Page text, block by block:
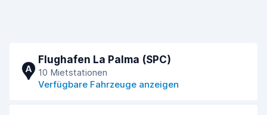
A
Flughafen La Palma (SPC)
10 Mietstationen
Verfügbare Fahrzeuge anzeigen